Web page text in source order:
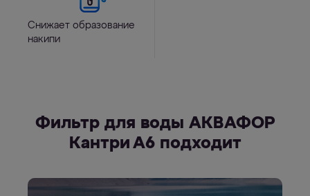
Снижает образование
накипи
Фильтр для воды АКВАФОР
Кантри А6 подходит